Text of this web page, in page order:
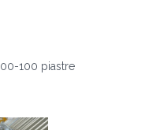
100 piastre